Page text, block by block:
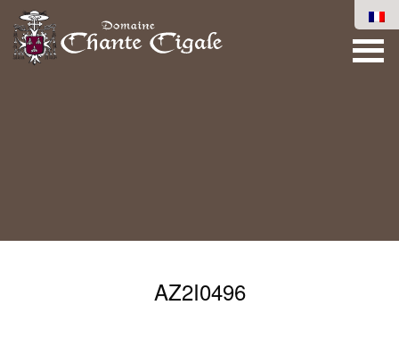
AZ2I0496